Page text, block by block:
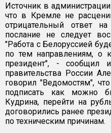
Источник в
что в Кремле не
отрицательный ответ
послание не следует
"Работа с Белоруссией
по тем направлениям, о
президент", - сообщил
правительства России
говорил "Ведомостям",
подписать как можно
Кудрина, перейти на
договорились ранее
по техническим причинам.